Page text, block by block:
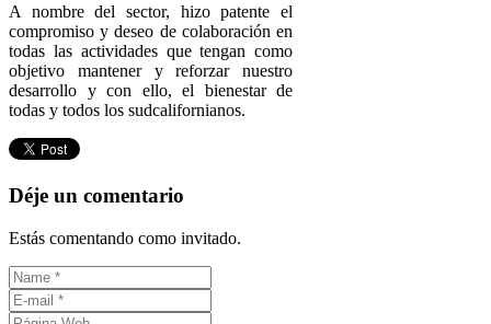
A nombre del sector, hizo patente el
compromiso y deseo de colaboración en
todas las actividades que tengan como
objetivo mantener y reforzar nuestro
desarrollo y con ello, el bienestar de
todas y todos los sudcalifornianos.
Déje un comentario
Estás comentando como invitado.